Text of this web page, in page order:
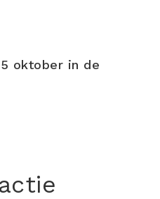
oktober in de